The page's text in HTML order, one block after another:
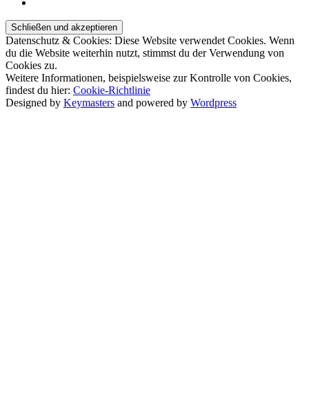
Datenschutz & Cookies: Diese Website verwendet Cookies. Wenn
du die Website weiterhin nutzt, stimmst du der Verwendung von
Cookies zu.
Weitere Informationen, beispielsweise zur Kontrolle von Cookies,
findest du hier: Cookie-Richtlinie
Designed by Keymasters and powered by Wordpress